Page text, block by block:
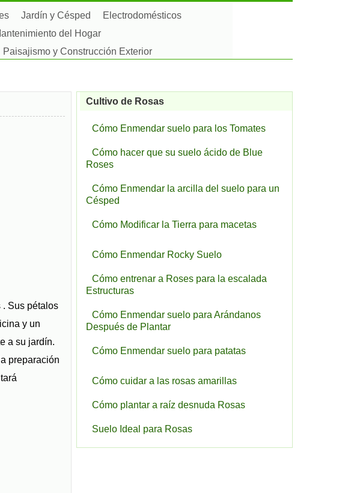
Jardín y Césped
Electrodomésticos
del Hogar
Paisajismo y Construcción Exterior
. Sus pétalos
y un
a su jardín.
preparación
Cultivo de Rosas
Cómo Enmendar suelo para los Tomates
Cómo hacer que su suelo ácido de Blue
Roses
Cómo Enmendar la arcilla del suelo para un
Césped
Cómo Modificar la Tierra para macetas
Cómo Enmendar Rocky Suelo
Cómo entrenar a Roses para la escalada
Estructuras
Cómo Enmendar suelo para Arándanos
Después de Plantar
Cómo Enmendar suelo para patatas
Cómo cuidar a las rosas amarillas
Cómo plantar a raíz desnuda Rosas
Suelo Ideal para Rosas